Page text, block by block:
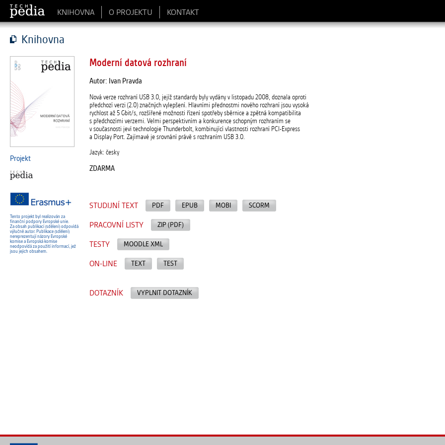
KNIHOVNA O PROJEKTU KONTAKT
Knihovna
Projekt
Tento projekt byl realizován za
finanční podpory Evropské unie.
Za obsah publikací (sdělení) odpovídá
výlučně autor. Publikace (sdělení)
nereprezentují názory Evropské
komise a Evropská komise
neodpovídá za použití informací, jež
jsou jejich obsahem.
Moderní datová rozhraní
Autor: Ivan Pravda
Nová verze rozhraní USB 3.0, jejíž standardy byly vydány v listopadu 2008, doznala oproti
předchozí verzi (2.0) značných vylepšení. Hlavními přednostmi nového rozhraní jsou vysoká
rychlost až 5 Gbit/s, rozšířené možnosti řízení spotřeby sběrnice a zpětná kompatibilita
s předchozími verzemi. Velmi perspektivním a konkurence schopným rozhraním se
v současnosti jeví technologie Thunderbolt, kombinující vlastnosti rozhraní PCI-Express
a Display Port. Zajímavé je srovnání právě s rozhraním USB 3.0.
Jazyk: česky
ZDARMA
STUDIJNÍ TEXT PDF EPUB MOBI SCORM
PRACOVNÍ LISTY ZIP (PDF)
TESTY MOODLE XML
ON-LINE TEXT TEST
DOTAZNÍK VYPLNIT DOTAZNÍK